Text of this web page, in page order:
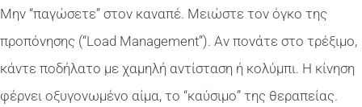
Μην “παγώσετε” στον καναπέ. Μειώστε τον όγκο της
προπόνησης (“Load Management”). Αν πονάτε στο τρέξιμο,
κάντε ποδήλατο με χαμηλή αντίσταση ή κολύμπι. Η κίνηση
φέρνει οξυγονωμένο αίμα, το “καύσιμο” της θεραπείας.